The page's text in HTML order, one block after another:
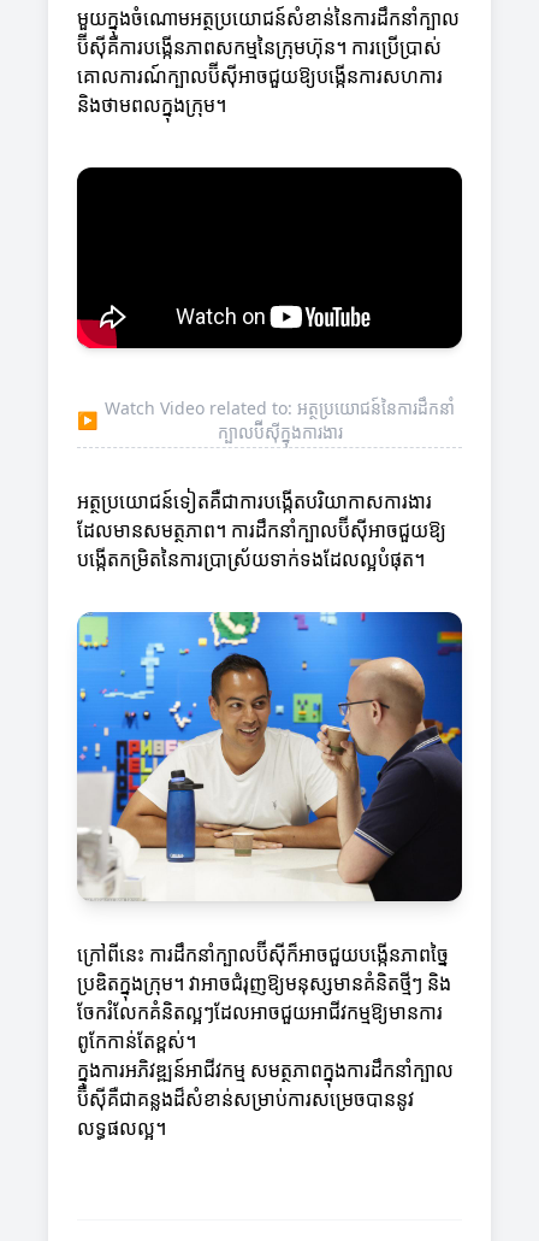
មួយក្នុងចំណោមអត្ថប្រយោជន៍សំខាន់នៃការដឹកនាំក្បាល
ប៊ីស៊ីគឺការបង្កើនភាពសកម្មនៃក្រុមហ៊ុន។ ការប្រើប្រាស់
គោលការណ៍ក្បាលប៊ីស៊ីអាចជួយឱ្យបង្កើនការសហការ
និងថាមពលក្នុងក្រុម។
▶
Watch Video related to: អត្ថប្រយោជន៍នៃការដឹកនាំ
ក្បាលប៊ីស៊ីក្នុងការងារ
អត្ថប្រយោជន៍ទៀតគឺជាការបង្កើតបរិយាកាសការងារ
ដែលមានសមត្ថភាព។ ការដឹកនាំក្បាលប៊ីស៊ីអាចជួយឱ្យ
បង្កើតកម្រិតនៃការប្រាស្រ័យទាក់ទងដែលល្អបំផុត។
ក្រៅពីនេះ ការដឹកនាំក្បាលប៊ីស៊ីក៏អាចជួយបង្កើនភាពច្នៃ
ប្រឌិតក្នុងក្រុម។ វាអាចជំរុញឱ្យមនុស្សមានគំនិតថ្មីៗ និង
ចែករំលែកគំនិតល្អៗដែលអាចជួយអាជីវកម្មឱ្យមានការ
ពូកែកាន់តែខ្ពស់។
ក្នុងការអភិវឌ្ឍន៍អាជីវកម្ម សមត្ថភាពក្នុងការដឹកនាំក្បាល
ប៊ីស៊ីគឺជាគន្លងដ៏សំខាន់សម្រាប់ការសម្រេចបាននូវ
លទ្ធផលល្អ។